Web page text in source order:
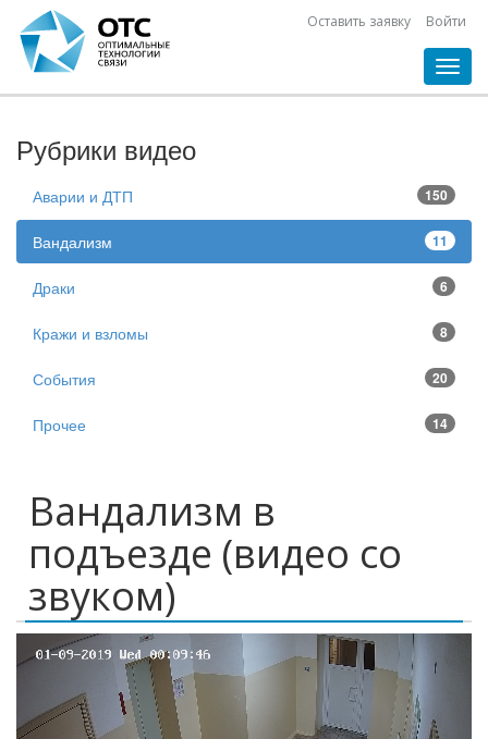
Оставить заявку Войти
Рубрики видео
150
Аварии и ДТП
11
Вандализм
6
Драки
8
Кражи и взломы
20
События
14
Прочее
Вандализм в
подъезде (видео со
звуком)